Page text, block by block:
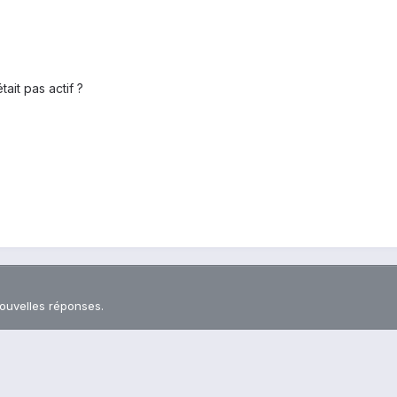
pas actif ?
réponses.